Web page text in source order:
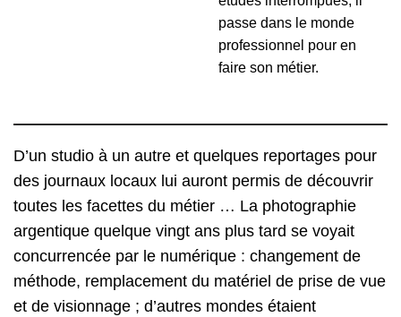
passe dans le monde
professionnel pour en
faire son métier.
D’un studio à un autre et quelques reportages pour
des journaux locaux lui auront permis de découvrir
toutes les facettes du métier … La photographie
argentique quelque vingt ans plus tard se voyait
concurrencée par le numérique : changement de
méthode, remplacement du matériel de prise de vue
et de visionnage ; d’autres mondes étaient